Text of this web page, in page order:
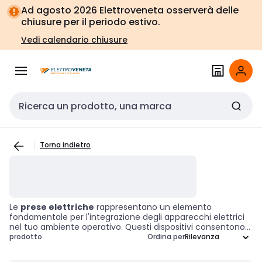
Vai alla
navigazione
Vai
alla
pagina
Ad agosto 2026 Elettroveneta osserverà delle
chiusure per il periodo estivo.
Vedi calendario chiusure
Cerca input
Torna indietro
Le prese elettriche rappresentano un elemento
fondamentale per l'integrazione degli apparecchi elettrici
nel tuo ambiente operativo. Questi dispositivi consentono
di collegare in modo sicuro e affidabile le apparecchiature
prodotto Ordina per